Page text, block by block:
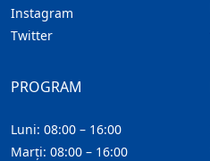
Instagram
Twitter
PROGRAM
Luni: 08:00 – 16:00
Marți: 08:00 – 16:00